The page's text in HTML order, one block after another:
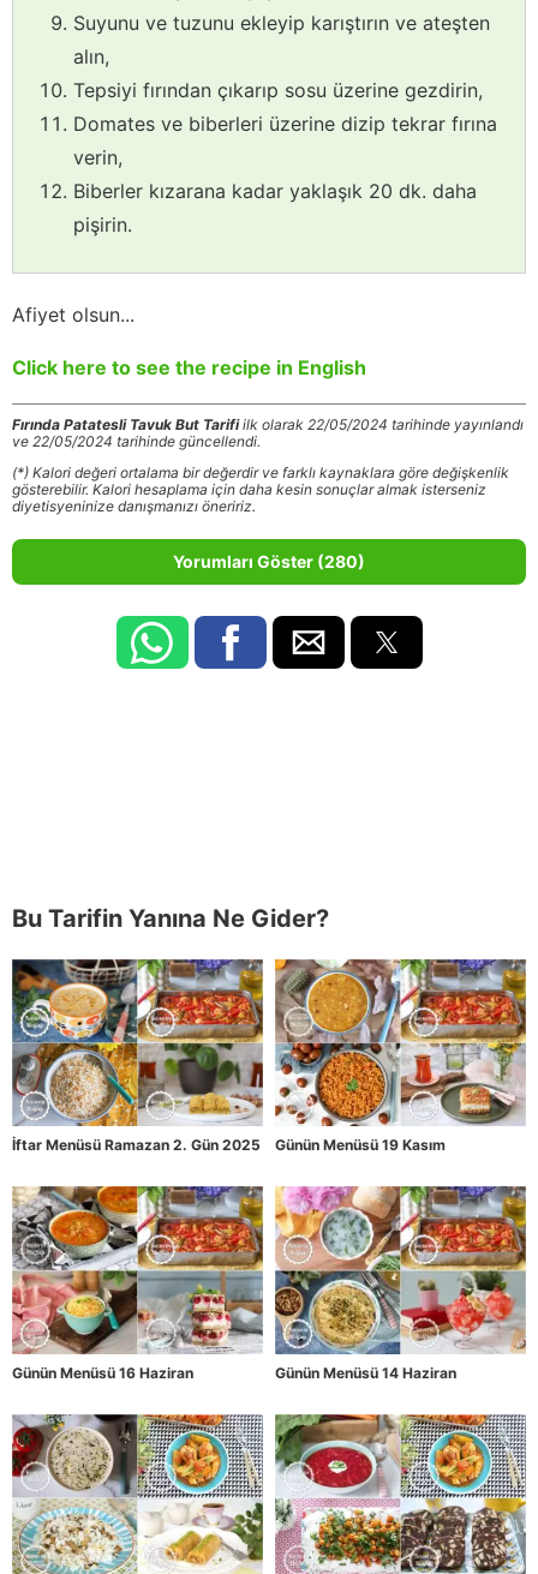
Suyunu ve tuzunu ekleyip karıştırın ve ateşten
alın,
Tepsiyi fırından çıkarıp sosu üzerine gezdirin,
Domates ve biberleri üzerine dizip tekrar fırına
verin,
Biberler kızarana kadar yaklaşık 20 dk. daha
pişirin.
Afiyet olsun...
Click here to see the recipe in English
Fırında Patatesli Tavuk But Tarifiilk olarak 22/05/2024 tarihinde yayınlandı
ve 22/05/2024 tarihinde güncellendi.
(*) Kalori değeri ortalama bir değerdir ve farklı kaynaklara göre değişkenlik
gösterebilir. Kalori hesaplama için daha kesin sonuçlar almak isterseniz
diyetisyeninize danışmanızı öneririz.
Yorumları Göster (280)
Bu Tarifin Yanına Ne Gider?
İftar Menüsü Ramazan 2. Gün 2025 Günün Menüsü 19 Kasım
Günün Menüsü 16 Haziran Günün Menüsü 14 Haziran